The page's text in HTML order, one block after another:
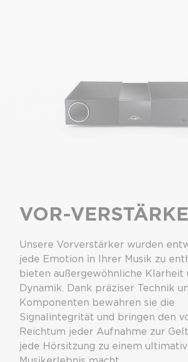
VOR-
Unsere Vorverstärker wurden
jede Emotion in Ihrer Musik zu
bieten außergewöhnliche Klarheit
Dynamik. Dank präziser Technik
Komponenten bewahren sie die
Signalintegrität und bringen den
Reichtum jeder Aufnahme zur
jede Hörsitzung zu einem